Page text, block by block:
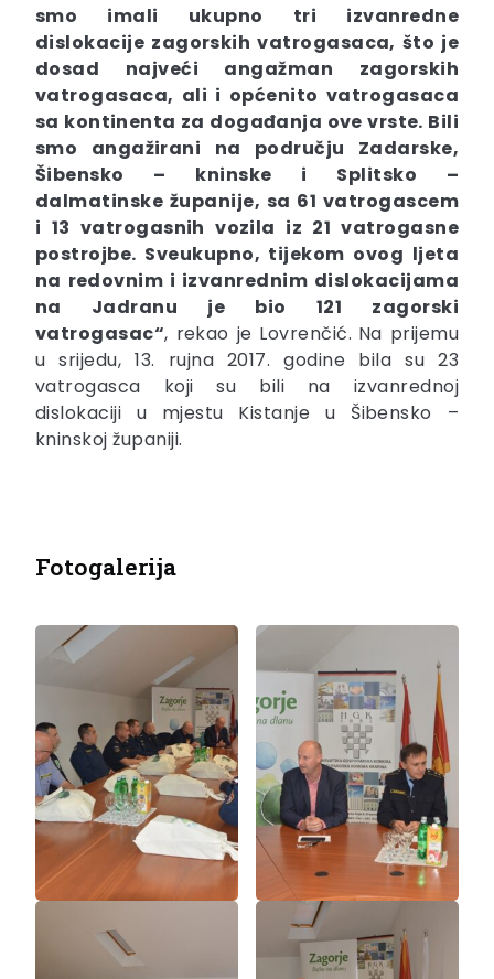
smo imali ukupno tri izvanredne
dislokacije zagorskih vatrogasaca, što je
dosad najveći angažman zagorskih
vatrogasaca, ali i općenito vatrogasaca
sa kontinenta za događanja ove vrste. Bili
smo angažirani na području Zadarske,
Šibensko – kninske i Splitsko –
dalmatinske županije, sa 61 vatrogascem
i 13 vatrogasnih vozila iz 21 vatrogasne
postrojbe. Sveukupno, tijekom ovog ljeta
na redovnim i izvanrednim dislokacijama
na Jadranu je bio 121 zagorski
vatrogasac“, rekao je Lovrenčić. Na prijemu
u srijedu, 13. rujna 2017. godine bila su 23
vatrogasca koji su bili na izvanrednoj
dislokaciji u mjestu Kistanje u Šibensko –
kninskoj županiji.
Fotogalerija